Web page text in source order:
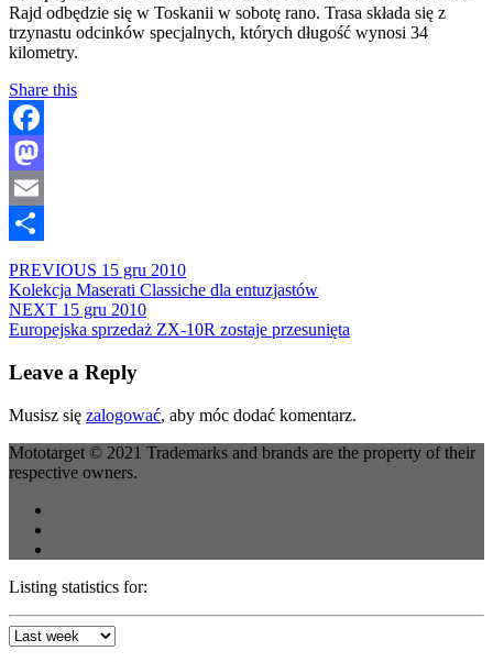
Rajd odbędzie się w Toskanii w sobotę rano. Trasa składa się z
trzynastu odcinków specjalnych, których długość wynosi 34
kilometry.
Share this
Facebook
Mastodon
Email
PREVIOUS 15 gru 2010
Kolekcja Maserati Classiche dla entuzjastów
NEXT 15 gru 2010
Europejska sprzedaż ZX-10R zostaje przesunięta
Leave a Reply
Musisz się zalogować, aby móc dodać komentarz.
Mototarget © 2021 Trademarks and brands are the property of their
respective owners.
Listing statistics for: